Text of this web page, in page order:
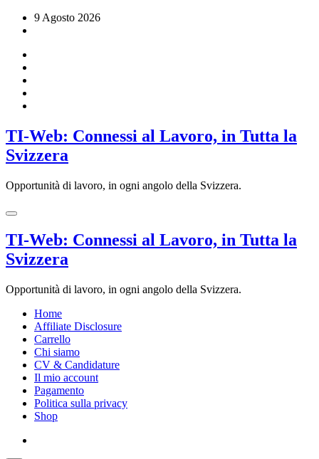
9 Agosto 2026
TI-Web: Connessi al Lavoro, in Tutta la
Svizzera
Opportunità di lavoro, in ogni angolo della Svizzera.
TI-Web: Connessi al Lavoro, in Tutta la
Svizzera
Opportunità di lavoro, in ogni angolo della Svizzera.
Home
Affiliate Disclosure
Carrello
Chi siamo
CV & Candidature
Il mio account
Pagamento
Politica sulla privacy
Shop